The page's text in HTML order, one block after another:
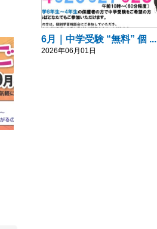
6月｜中学受験 “無料” 個 ...
2026年06月01日